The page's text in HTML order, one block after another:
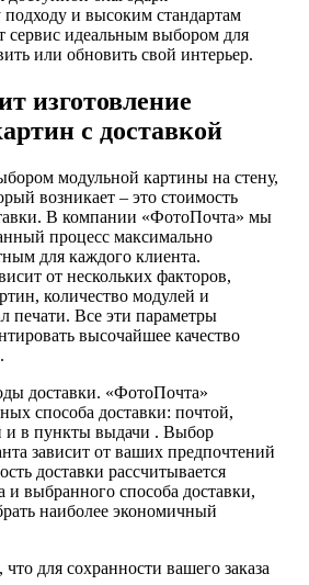
и высоким стандартам
сервис идеальным выбором для
или обновить свой интерьер.
изготовление
с доставкой
модульной картины на стену,
возникает – это стоимость
В компании «ФотоПочта» мы
процесс максимально
для каждого клиента.
от нескольких факторов,
количество модулей и
печати. Все эти параметры
высочайшее качество
доставки. «ФотоПочта»
способа доставки: почтой,
и в пункты выдачи . Выбор
зависит от ваших предпочтений
доставки рассчитывается
и выбранного способа доставки,
наиболее экономичный
для сохранности вашего заказа